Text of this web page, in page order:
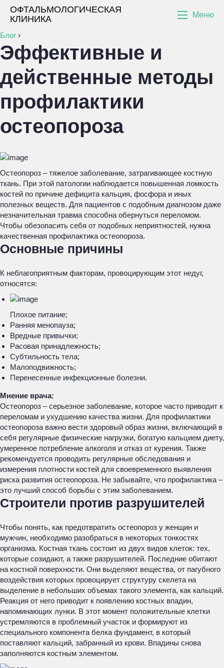
ОФТАЛЬМОЛОГИЧЕСКАЯ
КЛИНИКА
Меню
Блог ›
Эффективные и
действенные методы
профилактики
остеопороза
Остеопороз – тяжелое заболевание, затрагивающее костную
ткань. При этой патологии наблюдается повышенная ломкость
костей по причине дефицита кальция, фосфора и иных
полезных веществ. Для пациентов с подобным диагнозом даже
незначительная травма способна обернуться переломом.
Чтобы обезопасить себя от подобных неприятностей, нужна
качественная профилактика остеопороза.
Основные причины
К неблагоприятным факторам, провоцирующим этот недуг,
относятся:
Плохое питание;
Ранняя менопауза;
Вредные привычки;
Расовая принадлежность;
Субтильность тела;
Малоподвижность;
Перенесенные инфекционные болезни.
Мнение врача:
Остеопороз – серьезное заболевание, которое часто приводит к
переломам и ухудшению качества жизни. Для профилактики
остеопороза важно вести здоровый образ жизни, включающий в
себя регулярные физические нагрузки, богатую кальцием диету,
умеренное потребление алкоголя и отказ от курения. Также
рекомендуется проводить регулярные обследования и
измерения плотности костей для своевременного выявления
риска развития остеопороза. Не забывайте, что профилактика –
это лучший способ борьбы с этим заболеванием.
Строители против разрушителей
Чтобы понять, как предотвратить остеопороз у женщин и
мужчин, необходимо разобраться в некоторых тонкостях
организма. Костная ткань состоит из двух видов клеток: тех,
которые созидают, а также разрушителей. Последние обитают
на костной поверхности. Они выделяют вещества, от пагубного
воздействия которых провоцирует структуру скелета на
выделение в небольших объемах такого элемента, как кальций.
Реакция от него приводит к появлению костных впадин,
напоминающих лунки. В этот момент положительные клетки
устремляются в проблемный участок и формируют из
специального компонента белка фундамент, в который
поставляют кальций, забранный из крови. Впадины снова
заполняются костным элементом.